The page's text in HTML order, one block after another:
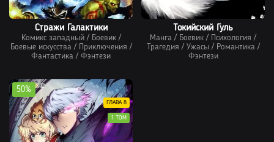
Стражи Галактики
Комикс западный/ Боевик/
Боевые искусства/ Приключения /
Фантастика / Фэнтези
Токийский Гуль
Манга / Боевик / Психология /
Трагедия / Ужасы / Романтика/
Фэнтези
50%
ГЛАВА 8
1 ТОМ